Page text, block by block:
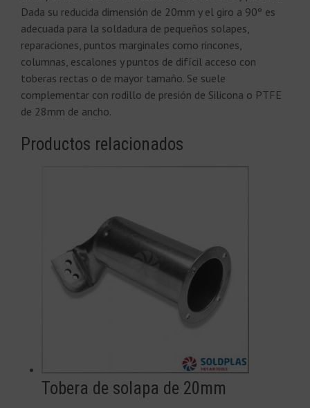
Dada su reducida dimensión de 20mm y el giro a 90º es
adecuada para la soldadura de pequeños solapes,
reparaciones, puntos marginales como rincones,
columnas, escalones y puntos de difícil acceso con
toberas rectas o de mayor tamaño. Se suele
complementar con rodillo de presión de Silicona o PTFE
de 28mm de ancho.
Productos relacionados
Tobera de solapa de 20mm